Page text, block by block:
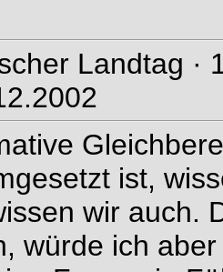
Landtag ·
ist,
wir auch.
würde ich